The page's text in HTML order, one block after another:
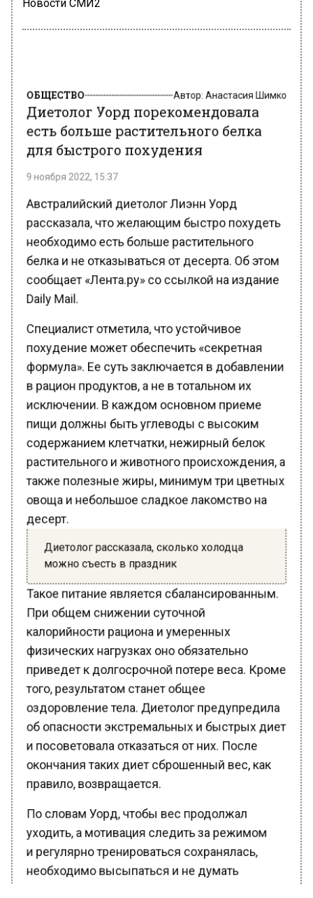
Новости СМИ2
Диетолог Уорд порекомендовала
есть больше растительного белка
для быстрого похудения
9 ноября 2022, 15:37
рассказала, что желающим быстро похудеть
необходимо есть больше растительного
белка и не отказываться от десерта. Об этом
сообщает «Лента.ру» со ссылкой на издание
Daily Mail.
похудение может обеспечить «секретная
формула». Ее суть заключается в добавлении
в рацион продуктов, а не в тотальном их
исключении. В каждом основном приеме
пищи должны быть углеводы с высоким
содержанием клетчатки, нежирный белок
растительного и животного происхождения, а
также полезные жиры, минимум три цветных
овоща и небольшое сладкое лакомство на
десерт.
Диетолог рассказала, сколько холодца
можно съесть в праздник
Такое питание является сбалансированным.
При общем снижении суточной
калорийности рациона и умеренных
физических нагрузках оно обязательно
приведет к долгосрочной потере веса. Кроме
того, результатом станет общее
оздоровление тела. Диетолог предупредила
об опасности экстремальных и быстрых диет
и посоветовала отказаться от них. После
окончания таких диет сброшенный вес, как
правило, возвращается.
По словам Уорд, чтобы вес продолжал
уходить, а мотивация следить за режимом
и регулярно тренироваться сохранялась,
необходимо высыпаться и не думать